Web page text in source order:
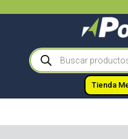
Búsqueda
de
productos
Tienda